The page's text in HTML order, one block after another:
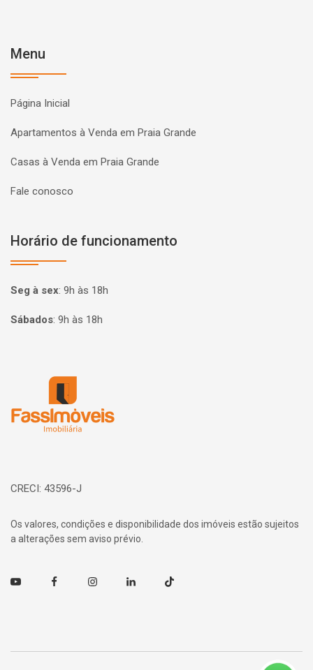
Menu
Página Inicial
Apartamentos à Venda em Praia Grande
Casas à Venda em Praia Grande
Fale conosco
Horário de funcionamento
Seg à sex: 9h às 18h
Sábados: 9h às 18h
CRECI: 43596-J
Os valores, condições e disponibilidade dos imóveis estão sujeitos
a alterações sem aviso prévio.
Youtube FacebookInstagramLinkedin TikTok